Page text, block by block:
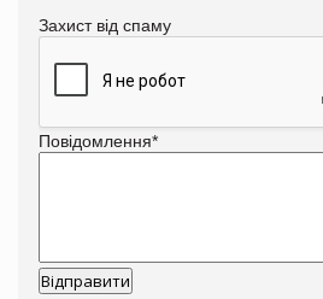
Захист від спаму
Повідомлення*